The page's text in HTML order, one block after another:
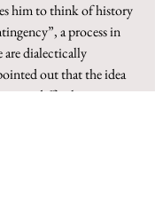
him to think of history
a process in
dialectically
out that the idea
some difficulties in